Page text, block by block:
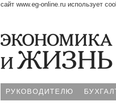
сайт www.eg-online.ru использует
РУКОВОДИТЕЛЮ